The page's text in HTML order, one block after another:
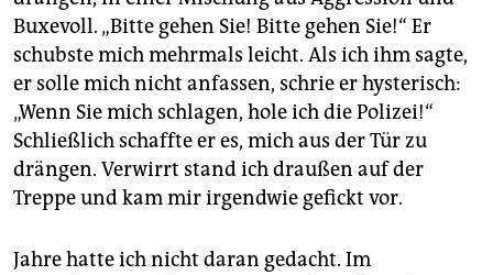
Buxevoll. „Bitte gehen Sie! Bitte gehen Sie!“ Er
schubste mich mehrmals leicht. Als ich ihm sagte,
er solle mich nicht anfassen, schrie er hysterisch:
„Wenn Sie mich schlagen, hole ich die Polizei!“
Schließlich schaffte er es, mich aus der Tür zu
drängen. Verwirrt stand ich draußen auf der
Treppe und kam mir irgendwie gefickt vor.
Jahre hatte ich nicht daran gedacht. Im